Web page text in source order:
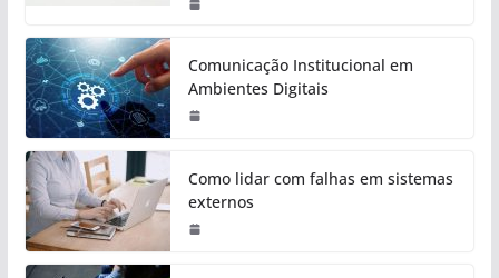
Comunicação Institucional em
Ambientes Digitais
Como lidar com falhas em sistemas
externos